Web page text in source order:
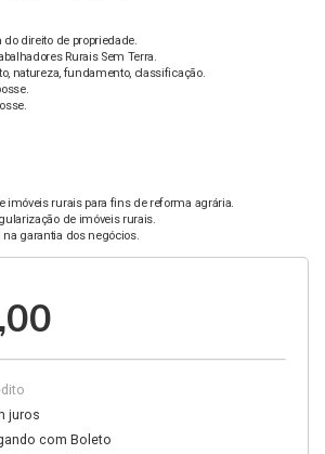
direito de propriedade.
Rurais Sem Terra.
natureza, fundamento, classificação.
imóveis rurais para fins de reforma agrária.
de imóveis rurais.
garantia dos negócios.
juros
com Boleto